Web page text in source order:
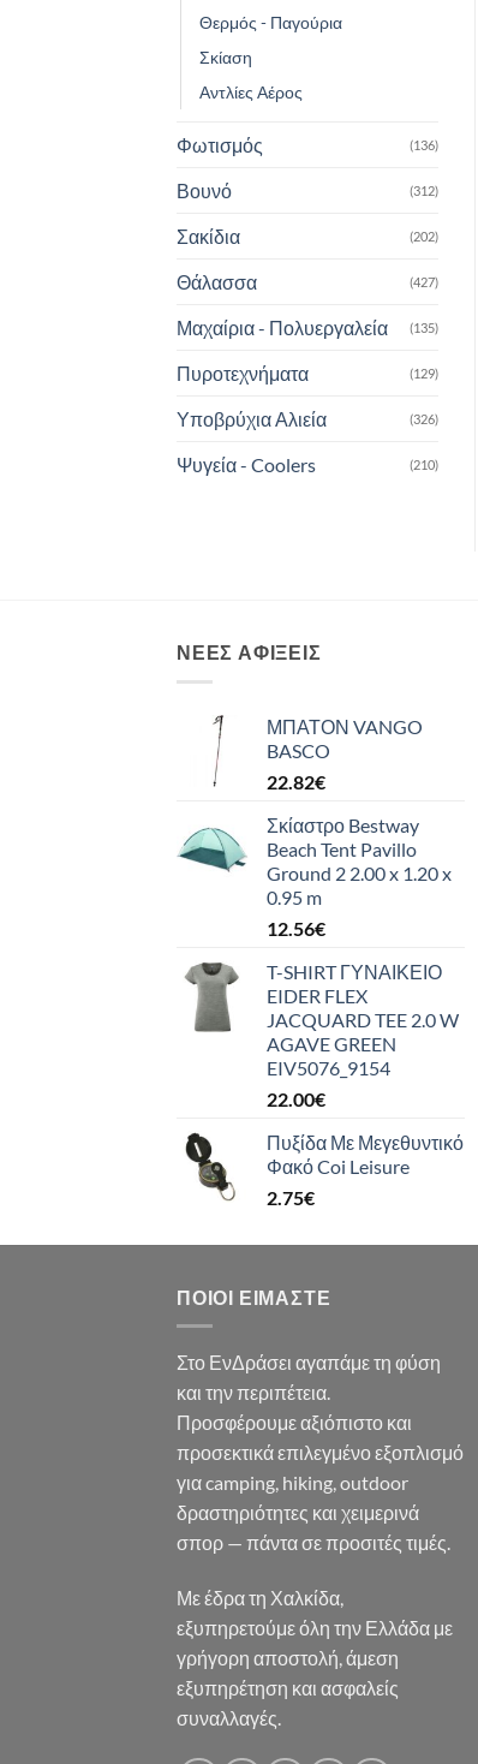
Θερμός - Παγούρια
Σκίαση
Αντλίες Αέρος
Φωτισμός (136)
Βουνό (312)
Σακίδια (202)
Θάλασσα (427)
Μαχαίρια - Πολυεργαλεία (135)
Πυροτεχνήματα (129)
Υποβρύχια Αλιεία (326)
Ψυγεία - Coolers (210)
Add to
wishlist
Σχοινί αρτάνι Fosco 5mm
ΣΧΟΙΝΙΆ - ΚΟΡΔΌΝΙΑ
GEAR AID PARACORD 15M
MULTI-PURPOSE CORD
ΝΈΕΣ ΑΦΊΞΕΙΣ
ΜΠΑΤΟΝ VANGO
BASCO
22.82€
Σκίαστρο Bestway
Beach Tent Pavillo
Ground 2 2.00 x 1.20 x
0.95 m
12.56€
T-SHIRT ΓΥΝΑΙΚΕΙΟ
EIDER FLEX
JACQUARD TEE 2.0 W
AGAVE GREEN
EIV5076_9154
22.00€
Πυξίδα Με Μεγεθυντικό
Φακό Coi Leisure
2.75€
ΠΟΙΟΙ ΕΊΜΑΣΤΕ
Στο ΕνΔράσει αγαπάμε τη φύση
και την περιπέτεια.
Προσφέρουμε αξιόπιστο και
προσεκτικά επιλεγμένο εξοπλισμό
για camping, hiking, outdoor
δραστηριότητες και χειμερινά
σπορ — πάντα σε προσιτές τιμές.
Με έδρα τη Χαλκίδα,
εξυπηρετούμε όλη την Ελλάδα με
γρήγορη αποστολή, άμεση
εξυπηρέτηση και ασφαλείς
συναλλαγές.